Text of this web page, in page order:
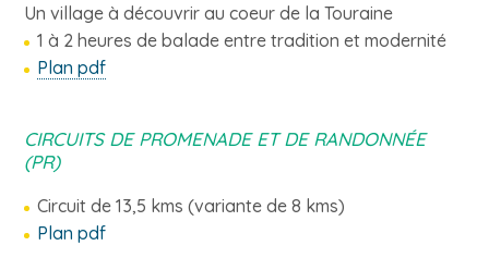
Un village à découvrir au coeur de la Touraine
1 à 2 heures de balade entre tradition et modernité
Plan pdf
CIRCUITS DE PROMENADE ET DE RANDONNÉE
(PR)
Circuit de 13,5 kms (variante de 8 kms)
Plan pdf